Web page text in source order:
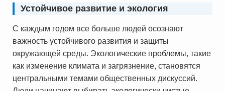
Устойчивое развитие и экология
С каждым годом все больше людей осознают
важность устойчивого развития и защиты
окружающей среды. Экологические проблемы, такие
как изменение климата и загрязнение, становятся
центральными темами общественных дискуссий.